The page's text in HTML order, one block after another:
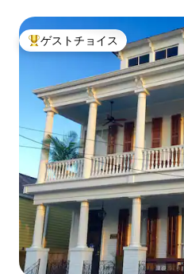
大好評のゲストチョイスです。
ゲストチョイス